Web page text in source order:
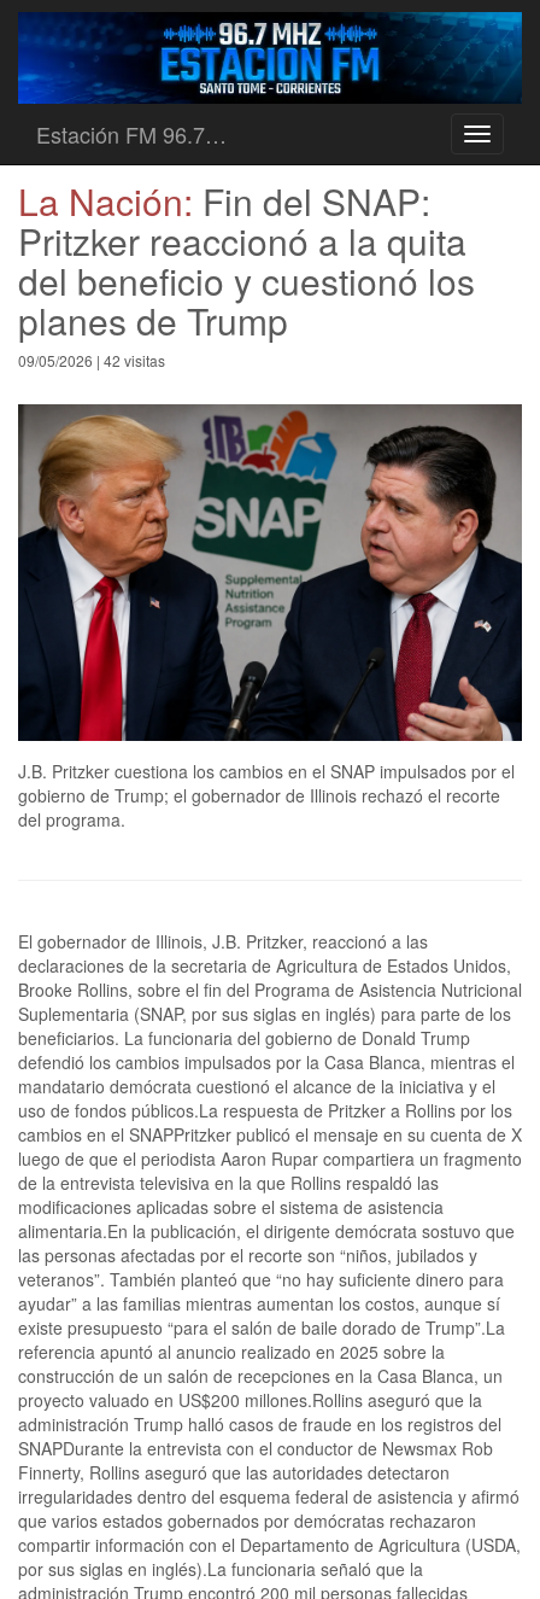
Toggle
Estación FM 96.7…
La Nación: Fin del SNAP:
Pritzker reaccionó a la quita
del beneficio y cuestionó los
planes de Trump
09/05/2026 | 42 visitas
J.B. Pritzker cuestiona los cambios en el SNAP impulsados por el
gobierno de Trump; el gobernador de Illinois rechazó el recorte
del programa.
El gobernador de Illinois, J.B. Pritzker, reaccionó a las
declaraciones de la secretaria de Agricultura de Estados Unidos,
Brooke Rollins, sobre el fin del Programa de Asistencia Nutricional
Suplementaria (SNAP, por sus siglas en inglés) para parte de los
beneficiarios. La funcionaria del gobierno de Donald Trump
defendió los cambios impulsados por la Casa Blanca, mientras el
mandatario demócrata cuestionó el alcance de la iniciativa y el
uso de fondos públicos.La respuesta de Pritzker a Rollins por los
cambios en el SNAPPritzker publicó el mensaje en su cuenta de X
luego de que el periodista Aaron Rupar compartiera un fragmento
de la entrevista televisiva en la que Rollins respaldó las
modificaciones aplicadas sobre el sistema de asistencia
alimentaria.En la publicación, el dirigente demócrata sostuvo que
las personas afectadas por el recorte son “niños, jubilados y
veteranos”. También planteó que “no hay suficiente dinero para
ayudar” a las familias mientras aumentan los costos, aunque sí
existe presupuesto “para el salón de baile dorado de Trump”.La
referencia apuntó al anuncio realizado en 2025 sobre la
construcción de un salón de recepciones en la Casa Blanca, un
proyecto valuado en US$200 millones.Rollins aseguró que la
administración Trump halló casos de fraude en los registros del
SNAPDurante la entrevista con el conductor de Newsmax Rob
Finnerty, Rollins aseguró que las autoridades detectaron
irregularidades dentro del esquema federal de asistencia y afirmó
que varios estados gobernados por demócratas rechazaron
compartir información con el Departamento de Agricultura (USDA,
por sus siglas en inglés).La funcionaria señaló que la
administración Trump encontró 200 mil personas fallecidas